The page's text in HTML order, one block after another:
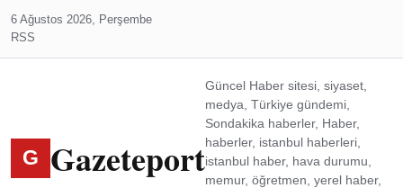
6 Ağustos 2026, Perşembe
RSS
G Gazeteport
Güncel Haber sitesi, siyaset,
medya, Türkiye gündemi,
Sondakika haberler, Haber,
haberler, istanbul haberleri,
istanbul haber, hava durumu,
memur, öğretmen, yerel haber,